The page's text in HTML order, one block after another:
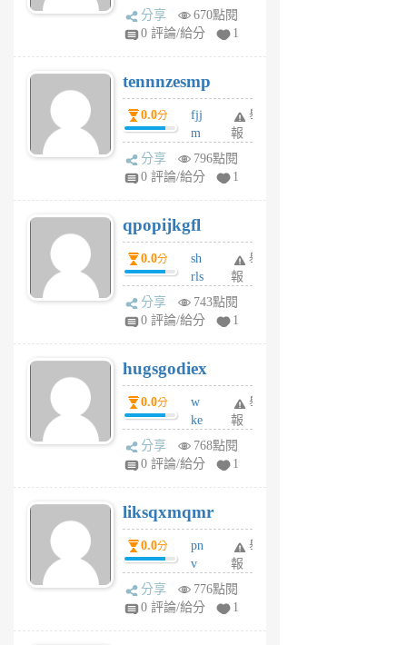
sg
sr
6
個
月
前
分享
670點閱
0 評論/給分
1
tennnzesmp
0.0分
fjj
m
w
rs
6
個
月
前
舉
報
分享
796點閱
0 評論/給分
1
qpopijkgfl
0.0分
sh
rls
k
m
6
個
月
前
舉
報
分享
743點閱
0 評論/給分
1
hugsgodiex
0.0分
w
ke
rv
pj
6
個
月
前
舉
報
分享
768點閱
0 評論/給分
1
liksqxmqmr
0.0分
pn
v
wt
sv
舉
報
分享
776點閱
0 評論/給分
1